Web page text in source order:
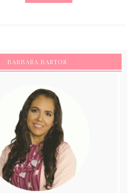
BARBARA BASTOS